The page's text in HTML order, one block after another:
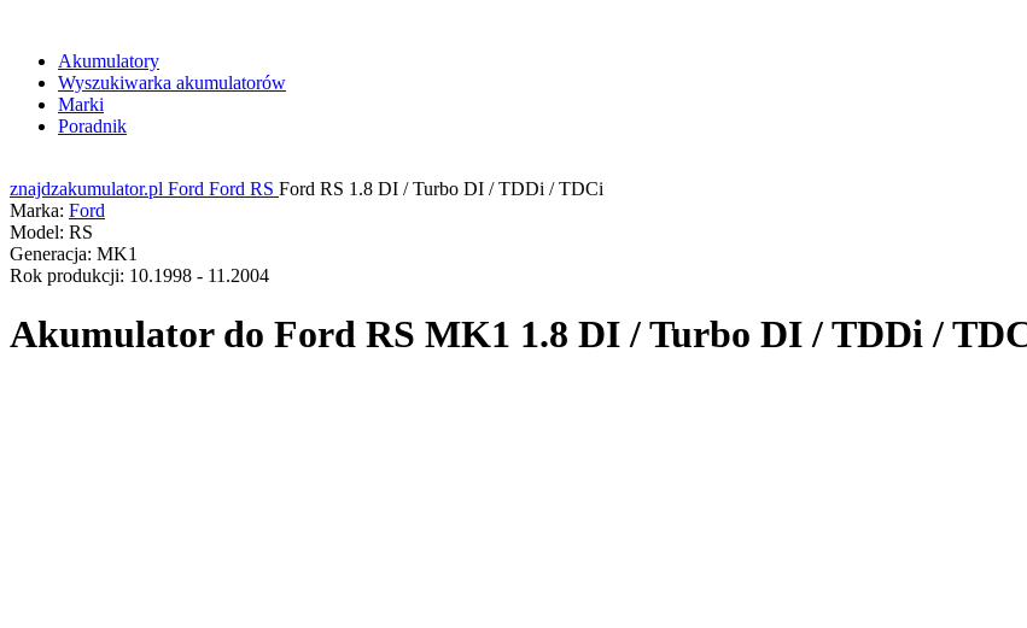
Akumulatory
Wyszukiwarka akumulatorów
Marki
Poradnik
znajdzakumulator.pl Ford Ford RS Ford RS 1.8 DI / Turbo DI / TDDi / TDCi
Marka: Ford
Model: RS
Generacja: MK1
Rok produkcji: 10.1998 - 11.2004
Akumulator do Ford RS MK1 1.8 DI / Turbo DI / TDDi /